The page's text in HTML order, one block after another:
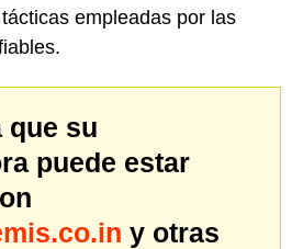
empleadas por las
que su
puede estar
y otras